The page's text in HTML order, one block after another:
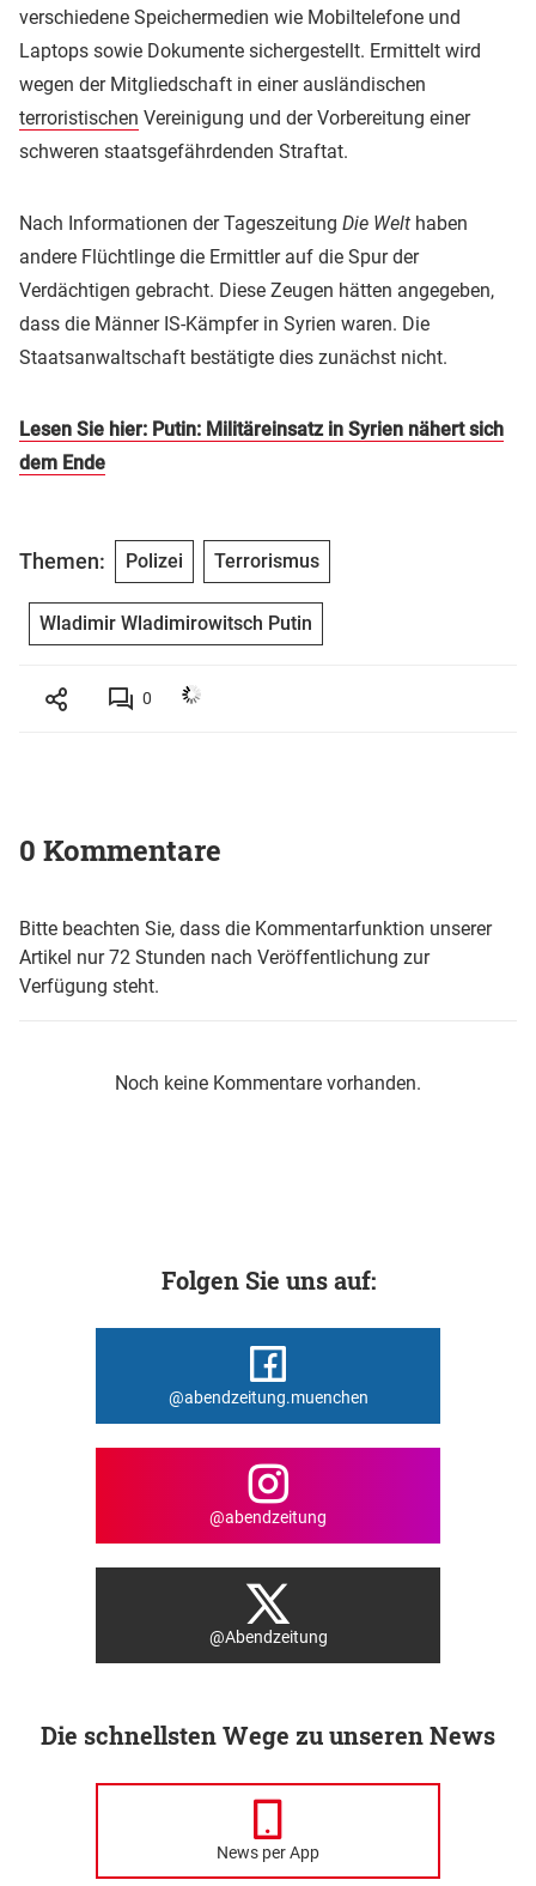
verschiedene Speichermedien wie Mobiltelefone und
Laptops sowie Dokumente sichergestellt. Ermittelt wird
wegen der Mitgliedschaft in einer ausländischen
terroristischen Vereinigung und der Vorbereitung einer
schweren staatsgefährdenden Straftat.
Nach Informationen der Tageszeitung Die Welt haben
andere Flüchtlinge die Ermittler auf die Spur der
Verdächtigen gebracht. Diese Zeugen hätten angegeben,
dass die Männer IS-Kämpfer in Syrien waren. Die
Staatsanwaltschaft bestätigte dies zunächst nicht.
Lesen Sie hier: Putin: Militäreinsatz in Syrien nähert sich
dem Ende
Themen: Polizei Terrorismus
Wladimir Wladimirowitsch Putin
0
0 Kommentare
Bitte beachten Sie, dass die Kommentarfunktion unserer
Artikel nur 72 Stunden nach Veröffentlichung zur
Verfügung steht.
Noch keine Kommentare vorhanden.
Folgen Sie uns auf:
@abendzeitung.muenchen
@abendzeitung
@Abendzeitung
Die schnellsten Wege zu unseren News
News per App